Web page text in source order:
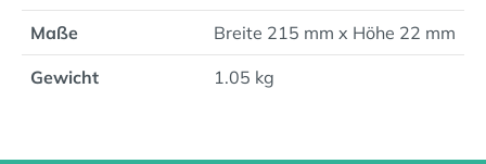
Maße Breite 215 mm x Höhe 22 mm
Gewicht 1.05 kg